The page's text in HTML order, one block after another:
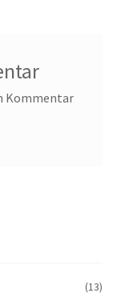
Kommentar
(13)